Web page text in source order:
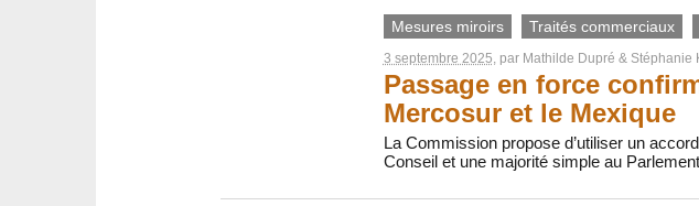
Mesures miroirs Traités commerciaux
3 septembre 2025, par Mathilde Dupré & Stéphanie
Passage en force
Mercosur et le Mexique
La Commission propose d’utiliser un
Conseil et une majorité simple au